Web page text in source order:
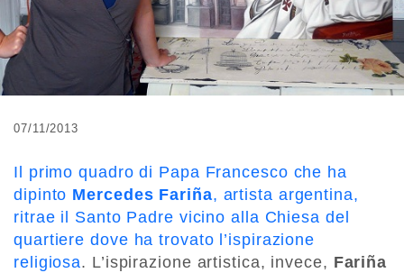
07/11/2013
Il primo quadro di Papa Francesco che ha
dipinto Mercedes Fariña, artista argentina,
ritrae il Santo Padre vicino alla Chiesa del
quartiere dove ha trovato l’ispirazione
religiosa. L’ispirazione artistica, invece, Fariña